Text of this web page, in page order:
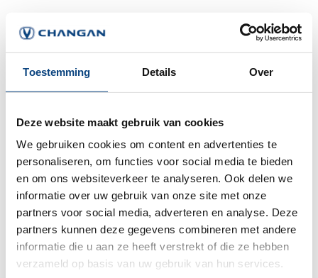
Toestemming Details Over
Deze website maakt gebruik van cookies
We gebruiken cookies om content en advertenties te
personaliseren, om functies voor social media te bieden
en om ons websiteverkeer te analyseren. Ook delen we
informatie over uw gebruik van onze site met onze
partners voor social media, adverteren en analyse. Deze
partners kunnen deze gegevens combineren met andere
informatie die u aan ze heeft verstrekt of die ze hebben
verzameld op basis van uw gebruik van hun services.